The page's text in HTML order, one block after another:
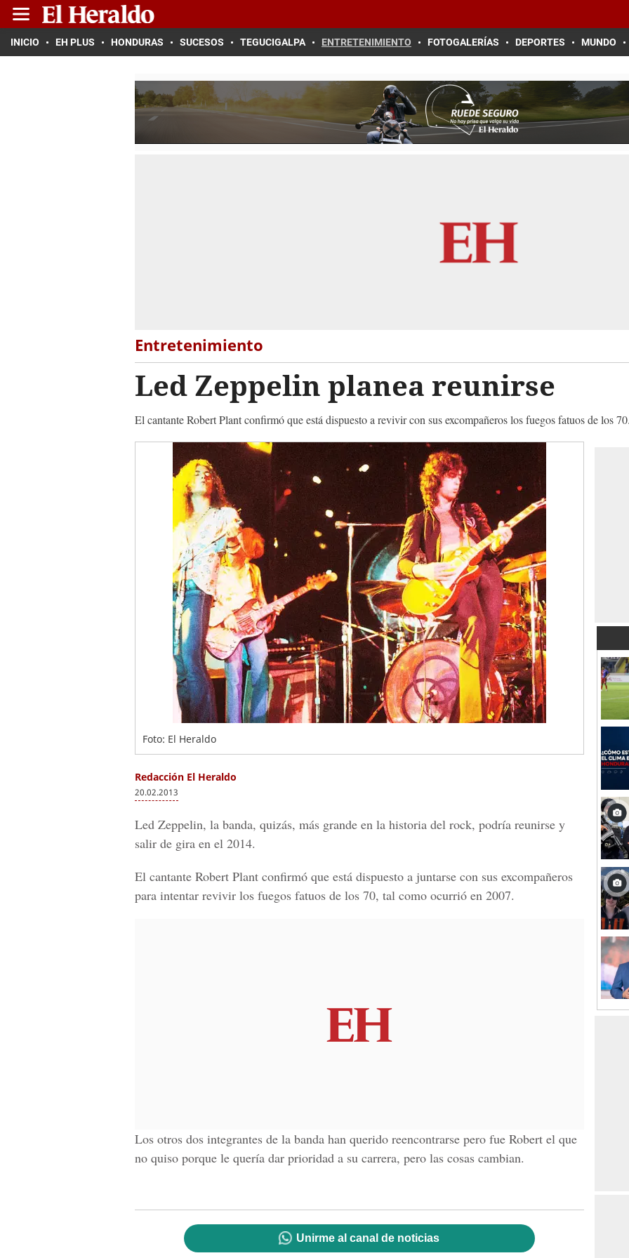
INICIO EH PLUS HONDURAS SUCESOS TEGUCIGALPA ENTRETENIMIENTO FOTOGALERÍAS DEPORTES MUNDO
Entretenimiento
Led Zeppelin planea reunirse
El cantante Robert Plant confirmó que está dispuesto a revivir con sus excompañeros los fuegos fatuos de los
Foto: El Heraldo
Redacción El Heraldo
20.02.2013
Led Zeppelin, la banda, quizás, más grande en la historia del rock, podría reunirse y
salir de gira en el 2014.
El cantante Robert Plant confirmó que está dispuesto a juntarse con sus excompañeros
para intentar revivir los fuegos fatuos de los 70, tal como ocurrió en 2007.
Los otros dos integrantes de la banda han querido reencontrarse pero fue Robert el que
no quiso porque le quería dar prioridad a su carrera, pero las cosas cambian.
Unirme al canal de noticias